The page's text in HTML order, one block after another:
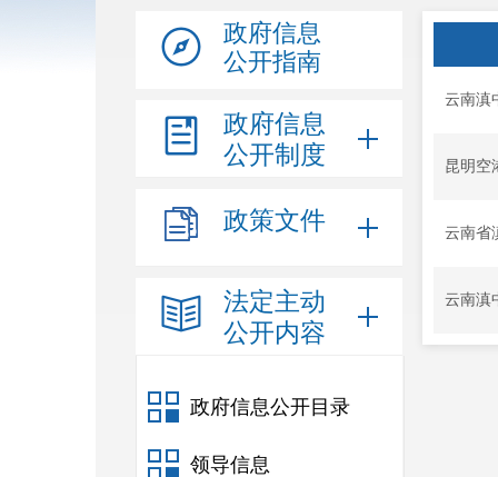
政府信息
公开指南
政府信息
公开制度
政策文件
法定主动
公开内容
政府信息公开目录
领导信息
云南滇
昆明空
云南省
云南滇